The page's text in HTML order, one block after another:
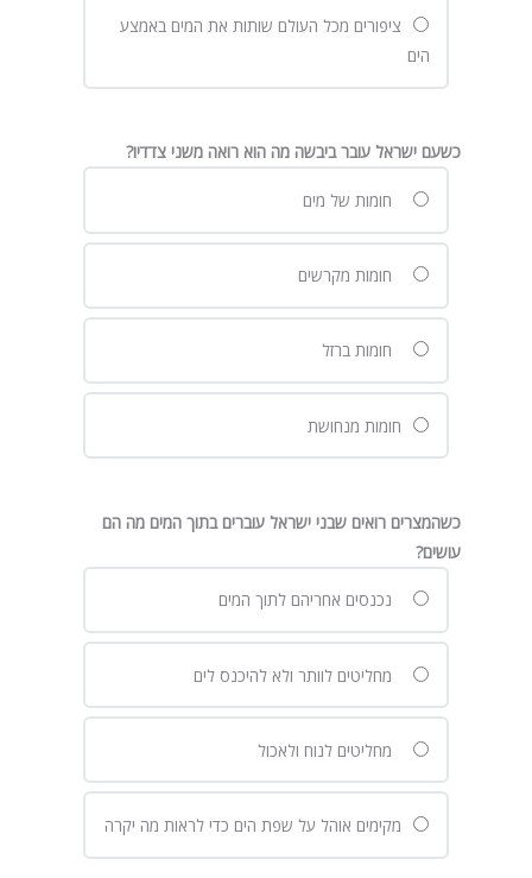
ציפורים מכל העולם שותות את המים באמצע
הים
כשעם ישראל עובר ביבשה מה הוא רואה משני צדדיו?
חומות של מים
חומות מקרשים
חומות ברזל
חומות מנחושת
כשהמצרים רואים שבני ישראל עוברים בתוך המים מה הם
עושים?
נכנסים אחריהם לתוך המים
מחליטים לוותר ולא להיכנס לים
מחליטים לנוח ולאכול
מקימים אוהל על שפת הים כדי לראות מה יקרה